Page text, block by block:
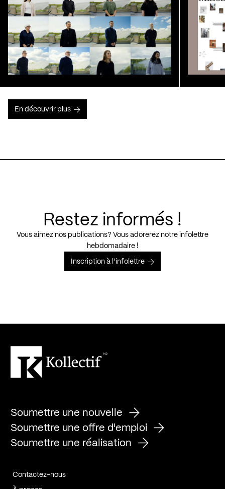
En découvrir plus
Restez informés !
Vous aimez nos publications? Vous adorerez notre infolettre
hebdomadaire !
Inscription à l’infolettre
Soumettre une nouvelle
Soumettre une offre d'emploi
Soumettre une réalisation
Contactez-nous